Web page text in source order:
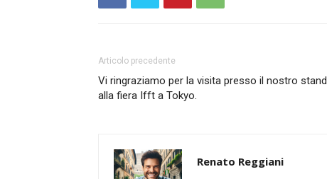
Articolo precedente
Vi ringraziamo per la visita presso il nostro stand
alla fiera Ifft a Tokyo.
Renato Reggiani